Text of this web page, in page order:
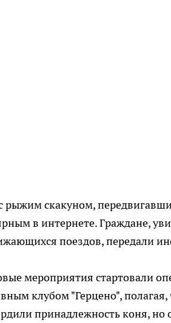
рыжим скакуном,
в интернете. Граждане,
поездов, передали
мероприятия стартовали
клубом "Герцено",
принадлежность коня, но